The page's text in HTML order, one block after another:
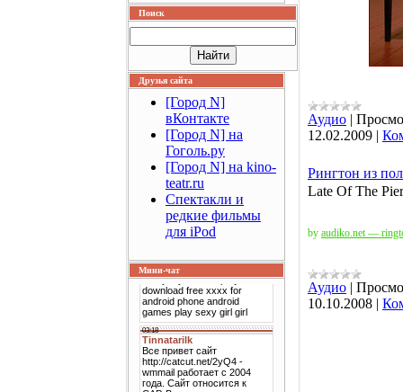
Поиск
Друзья сайта
[Город N]
вКонтакте
[Город N] на
Гоголь.ру
[Город N] на kino-
teatr.ru
Спектакли и
редкие фильмы
для iPod
Мини-чат
Аудио |
12.02.2009 |
Рингтон из
Late Of The
by audiko.net —
Аудио |
10.10.2008 |